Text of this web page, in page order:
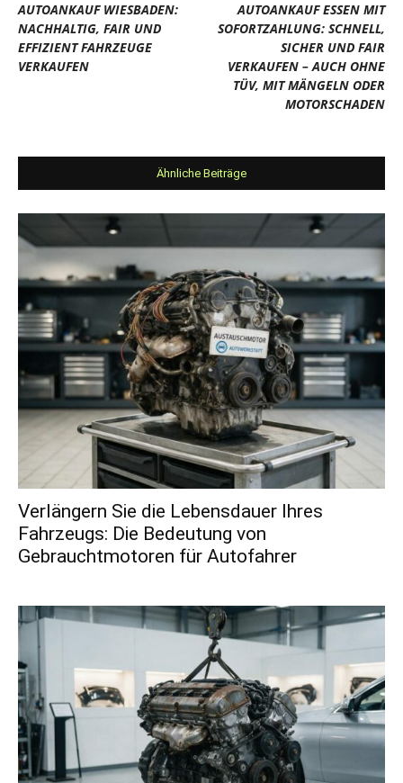
AUTOANKAUF WIESBADEN:
NACHHALTIG, FAIR UND
EFFIZIENT FAHRZEUGE
VERKAUFEN
AUTOANKAUF ESSEN MIT
SOFORTZAHLUNG: SCHNELL,
SICHER UND FAIR
VERKAUFEN – AUCH OHNE
TÜV, MIT MÄNGELN ODER
MOTORSCHADEN
Ähnliche Beiträge
Verlängern Sie die Lebensdauer Ihres
Fahrzeugs: Die Bedeutung von
Gebrauchtmotoren für Autofahrer